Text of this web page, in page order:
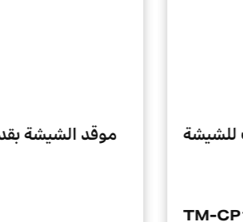
الفحم الكهربائي مناسب للشيشة